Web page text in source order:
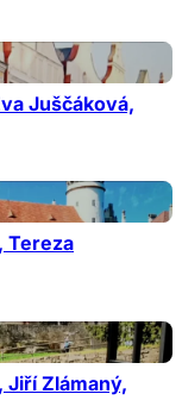
Juščáková,
Tereza
Jiří Zlámaný,